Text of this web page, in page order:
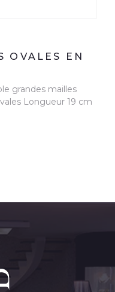
OVALES EN
grandes mailles
Longueur 19 cm